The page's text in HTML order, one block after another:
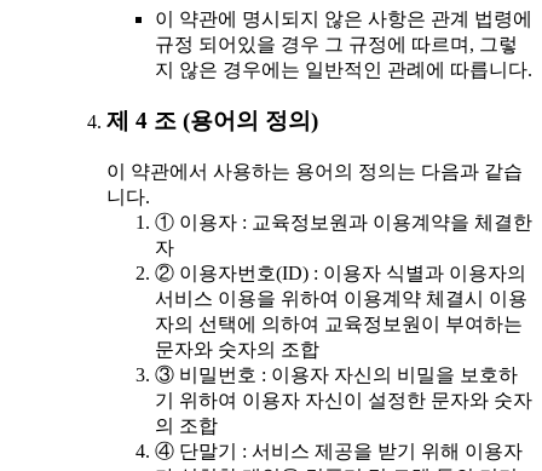
이 약관에 명시되지 않은 사항은 관계 법령에
규정 되어있을 경우 그 규정에 따르며, 그렇
지 않은 경우에는 일반적인 관례에 따릅니다.
제 4 조 (용어의 정의)
이 약관에서 사용하는 용어의 정의는 다음과 같습
니다.
① 이용자 : 교육정보원과 이용계약을 체결한
자
② 이용자번호(ID) : 이용자 식별과 이용자의
서비스 이용을 위하여 이용계약 체결시 이용
자의 선택에 의하여 교육정보원이 부여하는
문자와 숫자의 조합
③ 비밀번호 : 이용자 자신의 비밀을 보호하
기 위하여 이용자 자신이 설정한 문자와 숫자
의 조합
④ 단말기 : 서비스 제공을 받기 위해 이용자